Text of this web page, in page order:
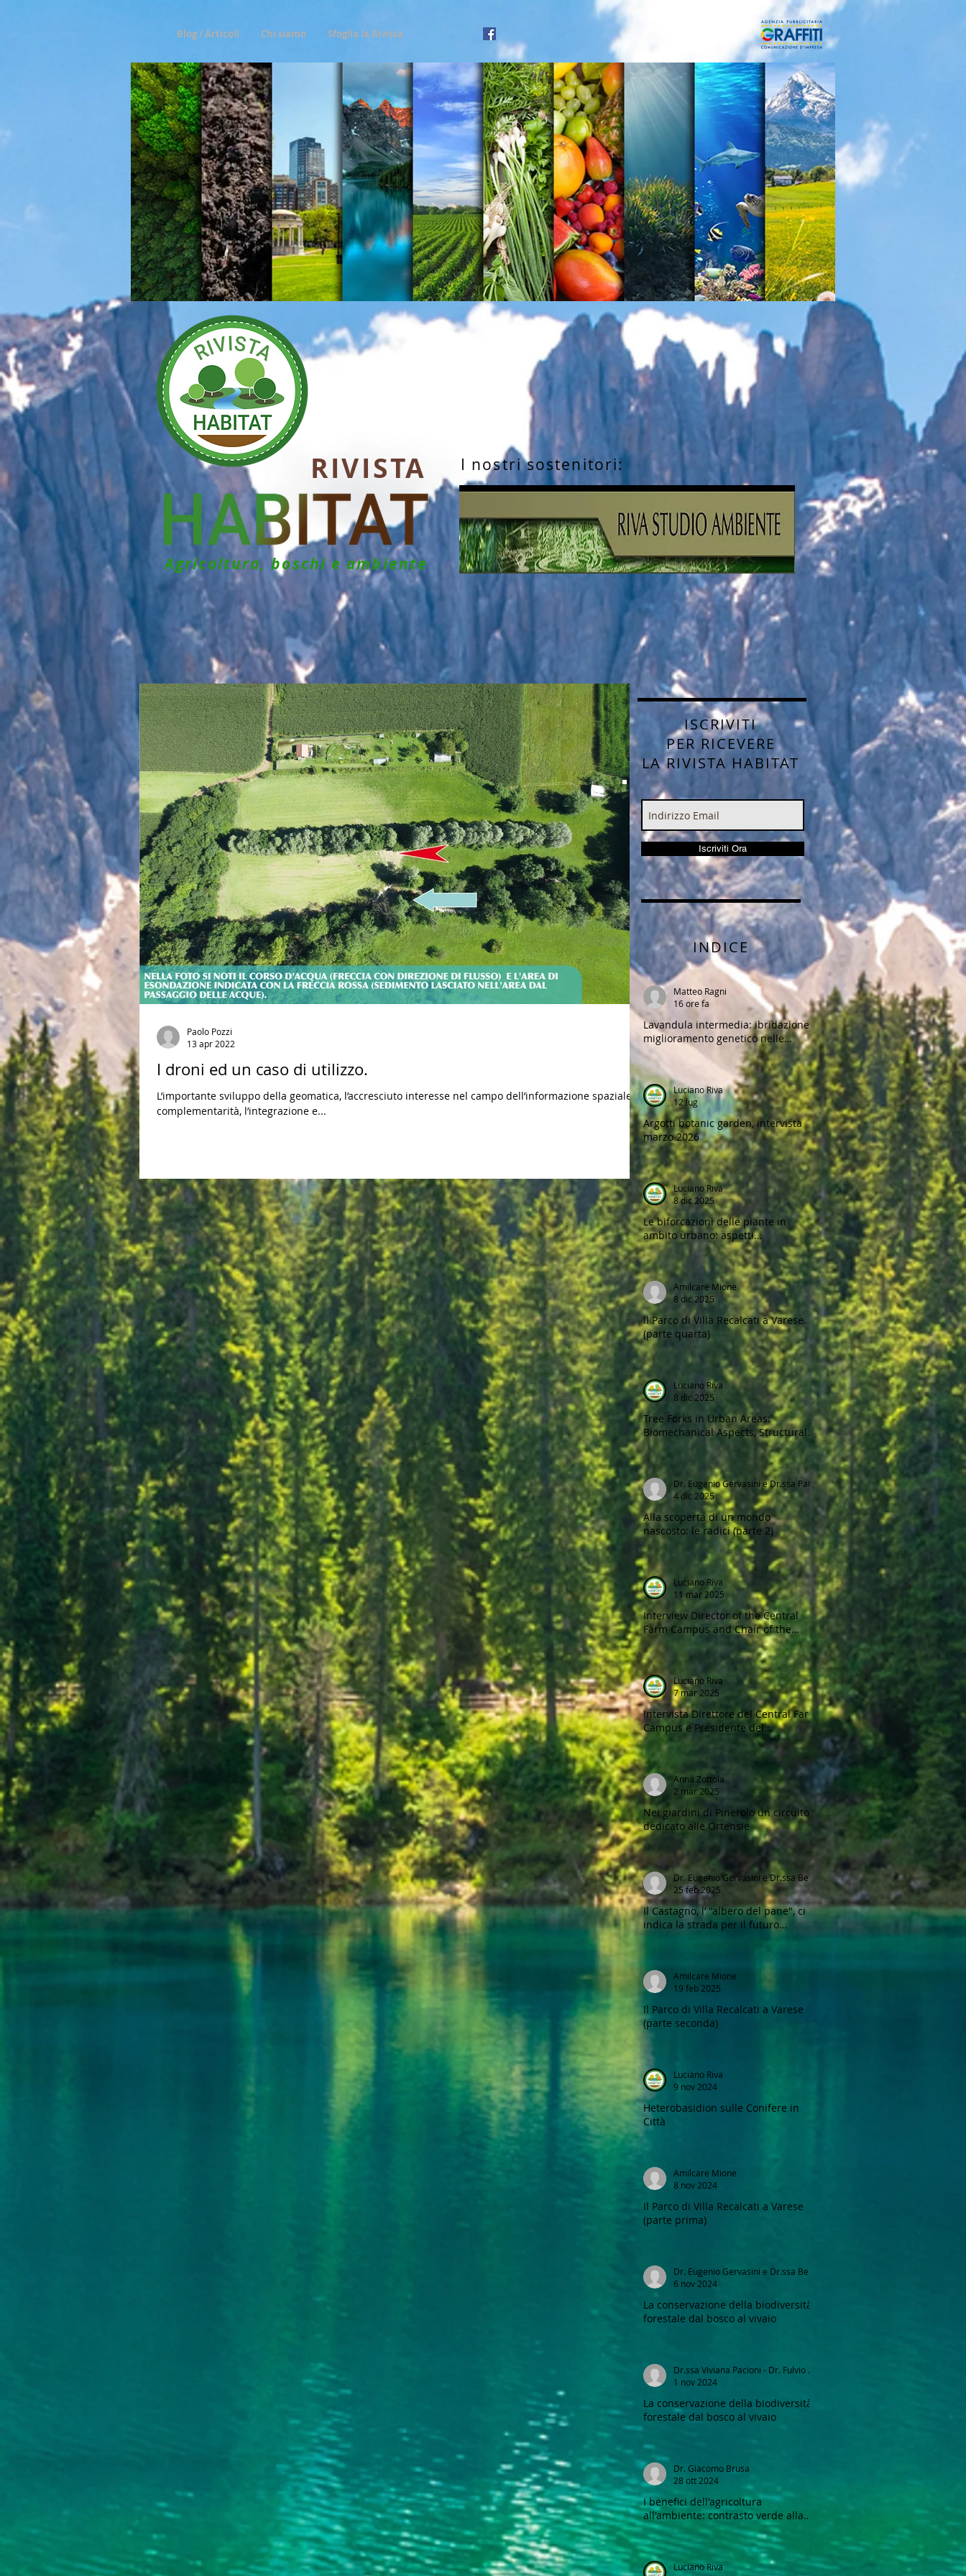
Blog / Articoli Chi siamo Sfoglia la Rivista
I nostri sostenitori:
Agricoltura, boschi e ambiente
RIVISTA
I droni ed un caso di utilizzo.
L’importante sviluppo della geomatica, l’accresciuto interesse nel campo dell’informazione spaziale, la
complementarità, l’integrazione e...
Paolo Pozzi
13 apr 2022
ISCRIVITI
PER RICEVERE
LA RIVISTA HABITAT
Iscriviti Ora
Lavandula intermedia: ibridazione e
miglioramento genetico nelle
lavande perenni
Matteo Ragni
16 ore fa
Argotti botanic garden, intervista
marzo 2026
Luciano Riva
12 lug
Le biforcazioni delle piante in
ambito urbano: aspetti
biomeccanici, difetti strutturali e
strategie di gestione
Luciano Riva
8 dic 2025
Il Parco di Villa Recalcati a Varese
(parte quarta)
Amilcare Mione
8 dic 2025
Tree Forks in Urban Areas:
Biomechanical Aspects, Structural
Defects, and Management
Strategies
Luciano Riva
8 dic 2025
Alla scoperta di un mondo
nascosto: le radici (parte 2)
4 dic 2025
Interview Director of the Central
Farm Campus and Chair of the
Agriculture Department
department, University of Belize,
Maximiliano Ortega, Central Farm,
Cayo, Belize
Luciano Riva
11 mar 2025
Intervista Direttore del Central Farm
Campus e Presidente del
Dipartimento di Agraria, Università
del Belize, Maximiliano Ortega,
Central Farm, Cayo, Belize.
Luciano Riva
7 mar 2025
Nei giardini di Pinerolo un circuito
dedicato alle Ortensie
Anna Zottola
2 mar 2025
Il Castagno, l’ "albero del pane", ci
indica la strada per il futuro…
Dr. Eugenio Gervasini e Dr.ssa Beatrice Melone
25 feb 2025
Il Parco di Villa Recalcati a Varese
(parte seconda)
Amilcare Mione
19 feb 2025
Heterobasidion sulle Conifere in
Città
Luciano Riva
9 nov 2024
Il Parco di Villa Recalcati a Varese
(parte prima)
Amilcare Mione
8 nov 2024
La conservazione della biodiversità
forestale dal bosco al vivaio
6 nov 2024
La conservazione della biodiversità
forestale dal bosco al vivaio
Dr.ssa Viviana Pacioni - Dr. Fulvio E. Caronni
1 nov 2024
I benefici dell'agricoltura
all'ambiente: contrasto verde alla
CO2 e miglioramento del paesaggio
Dr. Giacomo Brusa
28 ott 2024
Luciano Riva
INDICE